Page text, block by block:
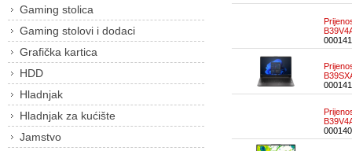
Gaming stolica
Gaming stolovi i dodaci
Grafička kartica
HDD
Hladnjak
Hladnjak za kućište
Jamstvo